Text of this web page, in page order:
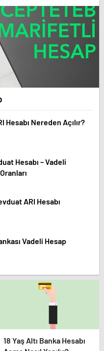
Hesabı Nereden Açılır?
Hesabı – Vadeli
ARI Hesabı
Vadeli Hesap
18 Yaş Altı Banka Hesabı